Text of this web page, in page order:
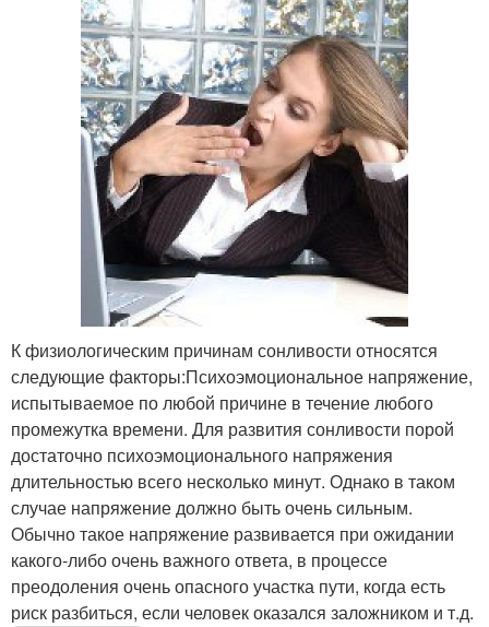
К физиологическим причинам сонливости относятся
следующие факторы:Психоэмоциональное напряжение,
испытываемое по любой причине в течение любого
промежутка времени. Для развития сонливости порой
достаточно психоэмоционального напряжения
длительностью всего несколько минут. Однако в таком
случае напряжение должно быть очень сильным.
Обычно такое напряжение развивается при ожидании
какого-либо очень важного ответа, в процессе
преодоления очень опасного участка пути, когда есть
риск разбиться, если человек оказался заложником и т.д.